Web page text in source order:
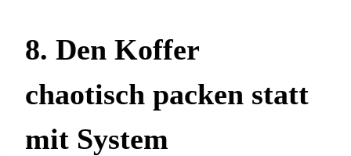
8. Den Koffer
chaotisch packen statt
mit System